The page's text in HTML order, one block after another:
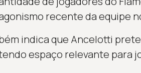
recente da equipe
indica que Ancelotti
espaço relevante para